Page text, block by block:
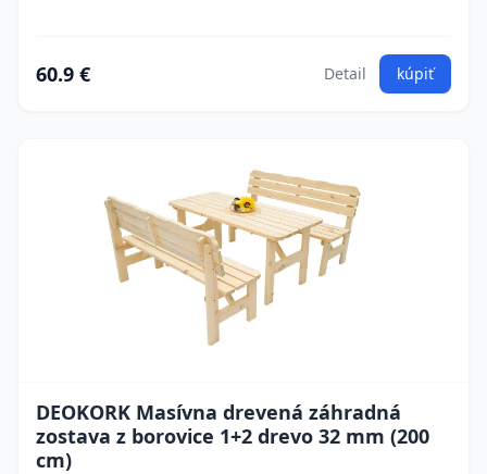
60.9 € Detail kúpiť
DEOKORK Masívna drevená záhradná
zostava z borovice 1+2 drevo 32 mm (200
cm)